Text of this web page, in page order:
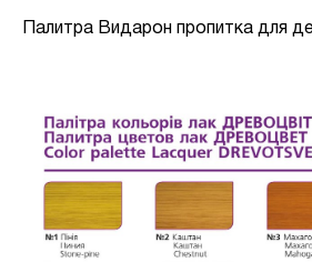
Палитра Видарон пропитка для